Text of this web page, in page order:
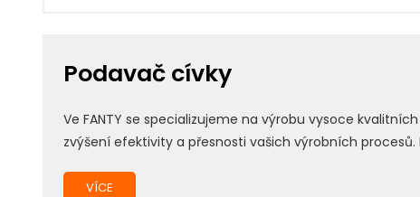
Podavač cívky
Ve FANTY se specializujeme na výrobu vysoce
zvýšení efektivity a přesnosti vašich výrobních
VÍCE